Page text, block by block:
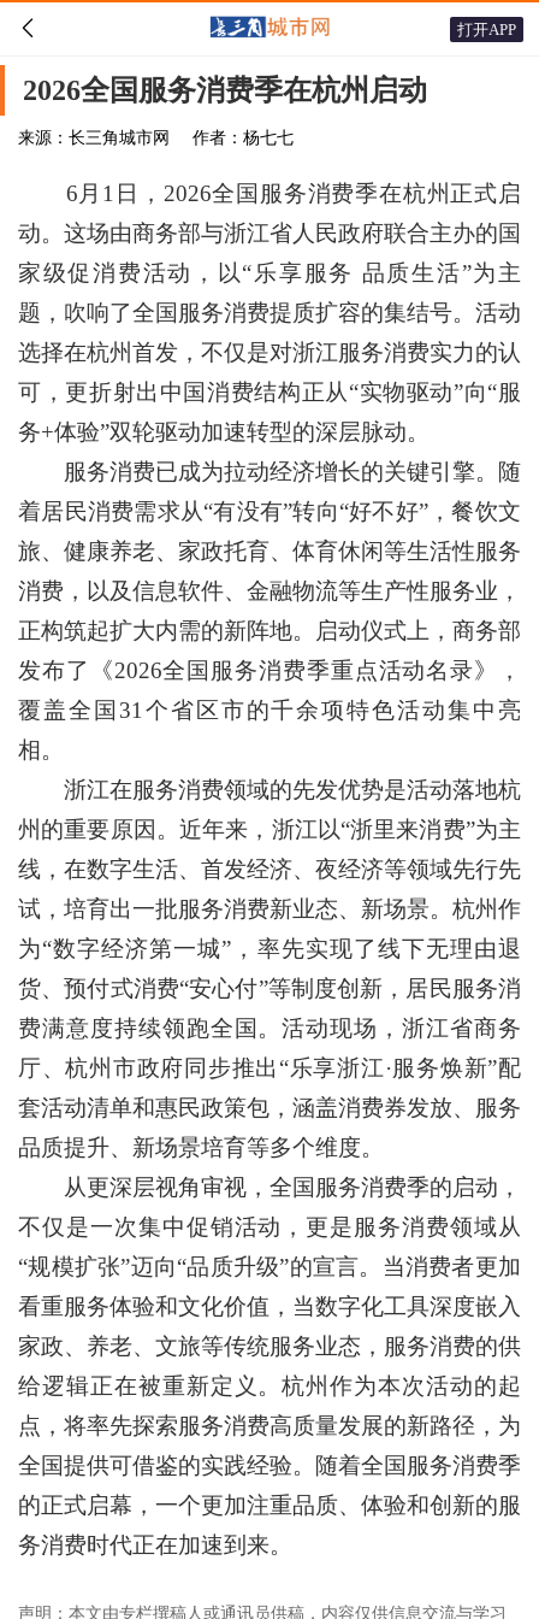
 打开APP
2026全国服务消费季在杭州启动
来源：长三角城市网 作者：杨七七
6月1日，2026全国服务消费季在杭州正式启
动。这场由商务部与浙江省人民政府联合主办的国
家级促消费活动，以“乐享服务 品质生活”为主
题，吹响了全国服务消费提质扩容的集结号。活动
选择在杭州首发，不仅是对浙江服务消费实力的认
可，更折射出中国消费结构正从“实物驱动”向“服
务+体验”双轮驱动加速转型的深层脉动。
服务消费已成为拉动经济增长的关键引擎。随
着居民消费需求从“有没有”转向“好不好”，餐饮文
旅、健康养老、家政托育、体育休闲等生活性服务
消费，以及信息软件、金融物流等生产性服务业，
正构筑起扩大内需的新阵地。启动仪式上，商务部
发布了《2026全国服务消费季重点活动名录》，
覆盖全国31个省区市的千余项特色活动集中亮
相。
浙江在服务消费领域的先发优势是活动落地杭
州的重要原因。近年来，浙江以“浙里来消费”为主
线，在数字生活、首发经济、夜经济等领域先行先
试，培育出一批服务消费新业态、新场景。杭州作
为“数字经济第一城”，率先实现了线下无理由退
货、预付式消费“安心付”等制度创新，居民服务消
费满意度持续领跑全国。活动现场，浙江省商务
厅、杭州市政府同步推出“乐享浙江·服务焕新”配
套活动清单和惠民政策包，涵盖消费券发放、服务
品质提升、新场景培育等多个维度。
从更深层视角审视，全国服务消费季的启动，
不仅是一次集中促销活动，更是服务消费领域从
“规模扩张”迈向“品质升级”的宣言。当消费者更加
看重服务体验和文化价值，当数字化工具深度嵌入
家政、养老、文旅等传统服务业态，服务消费的供
给逻辑正在被重新定义。杭州作为本次活动的起
点，将率先探索服务消费高质量发展的新路径，为
全国提供可借鉴的实践经验。随着全国服务消费季
的正式启幕，一个更加注重品质、体验和创新的服
务消费时代正在加速到来。
声明：本文由专栏撰稿人或通讯员供稿，内容仅供信息交流与学习